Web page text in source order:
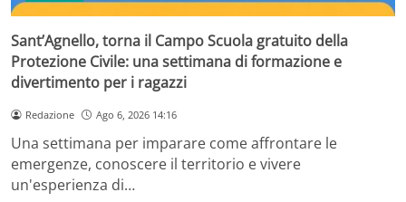
Sant’Agnello, torna il Campo Scuola gratuito della
Protezione Civile: una settimana di formazione e
divertimento per i ragazzi
Redazione Ago 6, 2026 14:16
Una settimana per imparare come affrontare le
emergenze, conoscere il territorio e vivere
un'esperienza di…